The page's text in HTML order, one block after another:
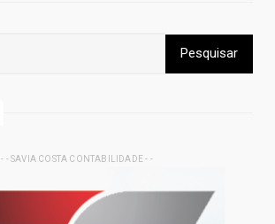
- - SAVIA COSTA CONTABILIDADE - -